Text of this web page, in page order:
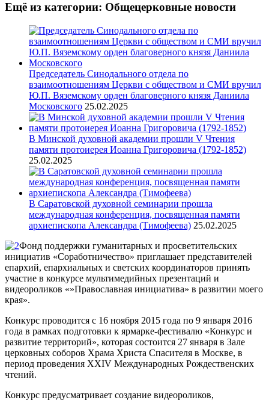
Ещё из категории: Общецерковные новости
Председатель Синодального отдела по
взаимоотношениям Церкви с обществом и СМИ вручил
Ю.П. Вяземскому орден благоверного князя Даниила
Московского 25.02.2025
В Минской духовной академии прошли V Чтения
памяти протоиерея Иоанна Григоровича (1792-1852)
25.02.2025
В Саратовской духовной семинарии прошла
международная конференция, посвященная памяти
архиепископа Александра (Тимофеева) 25.02.2025
Фонд поддержки гуманитарных и просветительских
инициатив «Соработничество» приглашает представителей
епархий, епархиальных и светских координаторов принять
участие в конкурсе мультимедийных презентаций и
видеороликов «»Православная инициатива» в развитии моего
края».
Конкурс проводится с 16 ноября 2015 года по 9 января 2016
года в рамках подготовки к ярмарке-фестивалю «Конкурс и
развитие территорий», которая состоится 27 января в Зале
церковных соборов Храма Христа Спасителя в Москве, в
период проведения XXIV Международных Рождественских
чтений.
Конкурс предусматривает создание видеороликов,